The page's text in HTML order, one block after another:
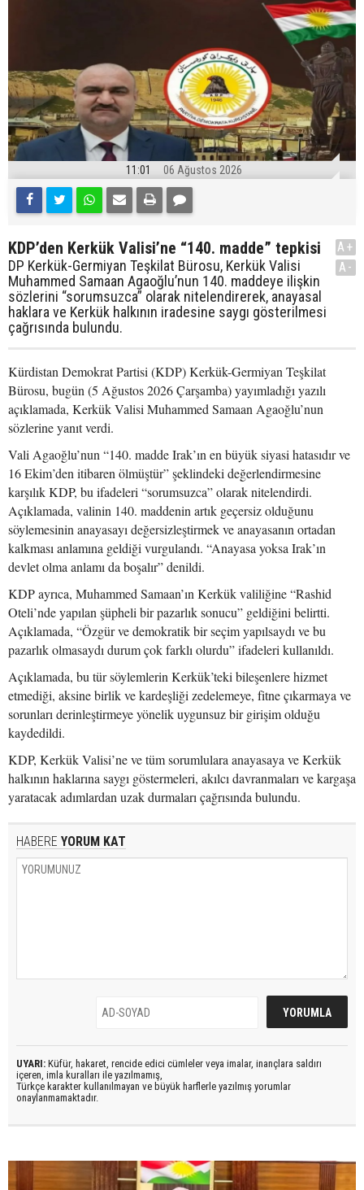
11:01 06 Ağustos 2026
KDP’den Kerkük Valisi’ne “140. madde” tepkisi
DP Kerkük-Germiyan Teşkilat Bürosu, Kerkük Valisi
Muhammed Samaan Agaoğlu’nun 140. maddeye ilişkin
sözlerini “sorumsuzca” olarak nitelendirerek, anayasal
haklara ve Kerkük halkının iradesine saygı gösterilmesi
çağrısında bulundu.
A+
A-
Kürdistan Demokrat Partisi (KDP) Kerkük-Germiyan Teşkilat
Bürosu, bugün (5 Ağustos 2026 Çarşamba) yayımladığı yazılı
açıklamada, Kerkük Valisi Muhammed Samaan Agaoğlu’nun
sözlerine yanıt verdi.
Vali Agaoğlu’nun “140. madde Irak’ın en büyük siyasi hatasıdır ve
16 Ekim’den itibaren ölmüştür” şeklindeki değerlendirmesine
karşılık KDP, bu ifadeleri “sorumsuzca” olarak nitelendirdi.
Açıklamada, valinin 140. maddenin artık geçersiz olduğunu
söylemesinin anayasayı değersizleştirmek ve anayasanın ortadan
kalkması anlamına geldiği vurgulandı. “Anayasa yoksa Irak’ın
devlet olma anlamı da boşalır” denildi.
KDP ayrıca, Muhammed Samaan’ın Kerkük valiliğine “Rashid
Oteli’nde yapılan şüpheli bir pazarlık sonucu” geldiğini belirtti.
Açıklamada, “Özgür ve demokratik bir seçim yapılsaydı ve bu
pazarlık olmasaydı durum çok farklı olurdu” ifadeleri kullanıldı.
Açıklamada, bu tür söylemlerin Kerkük’teki bileşenlere hizmet
etmediği, aksine birlik ve kardeşliği zedelemeye, fitne çıkarmaya ve
sorunları derinleştirmeye yönelik uygunsuz bir girişim olduğu
kaydedildi.
KDP, Kerkük Valisi’ne ve tüm sorumlulara anayasaya ve Kerkük
halkının haklarına saygı göstermeleri, akılcı davranmaları ve kargaşa
yaratacak adımlardan uzak durmaları çağrısında bulundu.
HABERE YORUM KAT
UYARI: Küfür, hakaret, rencide edici cümleler veya imalar, inançlara saldırı
içeren, imla kuralları ile yazılmamış,
Türkçe karakter kullanılmayan ve büyük harflerle yazılmış yorumlar
onaylanmamaktadır.